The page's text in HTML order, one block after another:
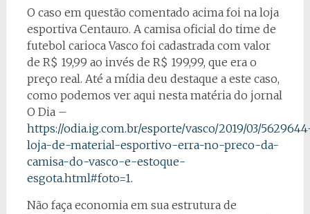
O caso em questão comentado acima foi na loja
esportiva Centauro. A camisa oficial do time de
futebol carioca Vasco foi cadastrada com valor
de R$ 19,99 ao invés de R$ 199,99, que era o
preço real. Até a mídia deu destaque a este caso,
como podemos ver aqui nesta matéria do jornal
O Dia –
https://odia.ig.com.br/esporte/vasco/2019/03/
loja-de-material-esportivo-erra-no-preco-da-
camisa-do-vasco-e-estoque-
esgota.html#foto=1.
Não faça economia em sua estrutura de